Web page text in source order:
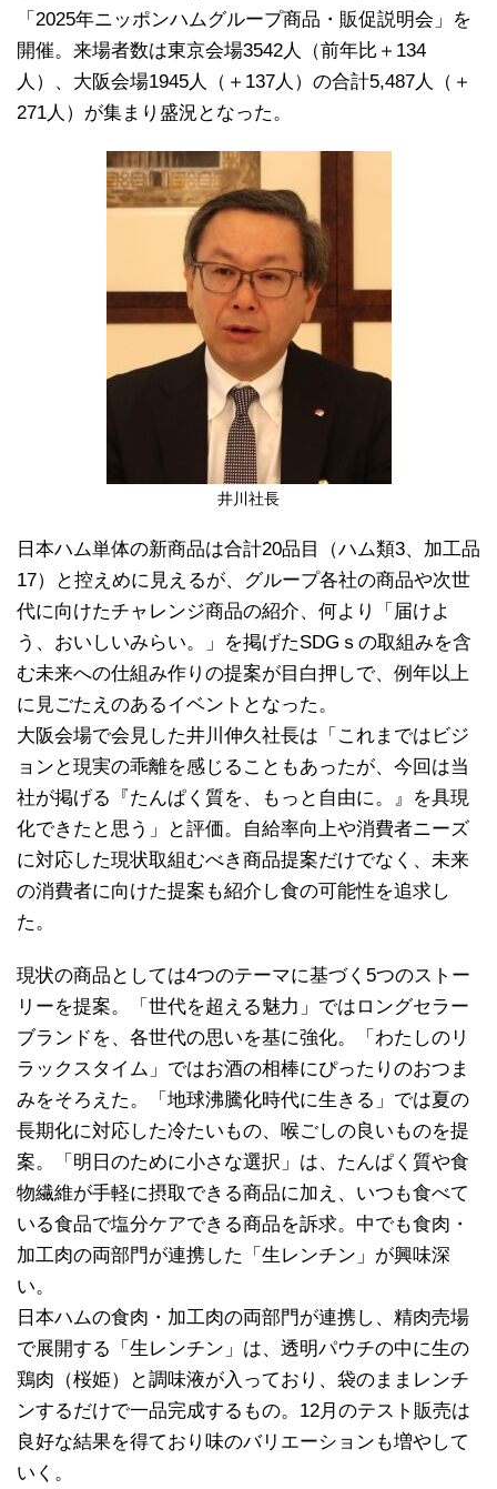
「2025年ニッポンハムグループ商品・販促説明会」を
開催。来場者数は東京会場3542人（前年比＋134
人）、大阪会場1945人（＋137人）の合計5,487人（＋
271人）が集まり盛況となった。
井川社長
日本ハム単体の新商品は合計20品目（ハム類3、加工品
17）と控えめに見えるが、グループ各社の商品や次世
代に向けたチャレンジ商品の紹介、何より「届けよ
う、おいしいみらい。」を掲げたSDGｓの取組みを含
む未来への仕組み作りの提案が目白押しで、例年以上
に見ごたえのあるイベントとなった。
大阪会場で会見した井川伸久社長は「これまではビジ
ョンと現実の乖離を感じることもあったが、今回は当
社が掲げる『たんぱく質を、もっと自由に。』を具現
化できたと思う」と評価。自給率向上や消費者ニーズ
に対応した現状取組むべき商品提案だけでなく、未来
の消費者に向けた提案も紹介し食の可能性を追求し
た。
現状の商品としては4つのテーマに基づく5つのストー
リーを提案。「世代を超える魅力」ではロングセラー
ブランドを、各世代の思いを基に強化。「わたしのリ
ラックスタイム」ではお酒の相棒にぴったりのおつま
みをそろえた。「地球沸騰化時代に生きる」では夏の
長期化に対応した冷たいもの、喉ごしの良いものを提
案。「明日のために小さな選択」は、たんぱく質や食
物繊維が手軽に摂取できる商品に加え、いつも食べて
いる食品で塩分ケアできる商品を訴求。中でも食肉・
加工肉の両部門が連携した「生レンチン」が興味深
い。
日本ハムの食肉・加工肉の両部門が連携し、精肉売場
で展開する「生レンチン」は、透明パウチの中に生の
鶏肉（桜姫）と調味液が入っており、袋のままレンチ
ンするだけで一品完成するもの。12月のテスト販売は
良好な結果を得ており味のバリエーションも増やして
いく。